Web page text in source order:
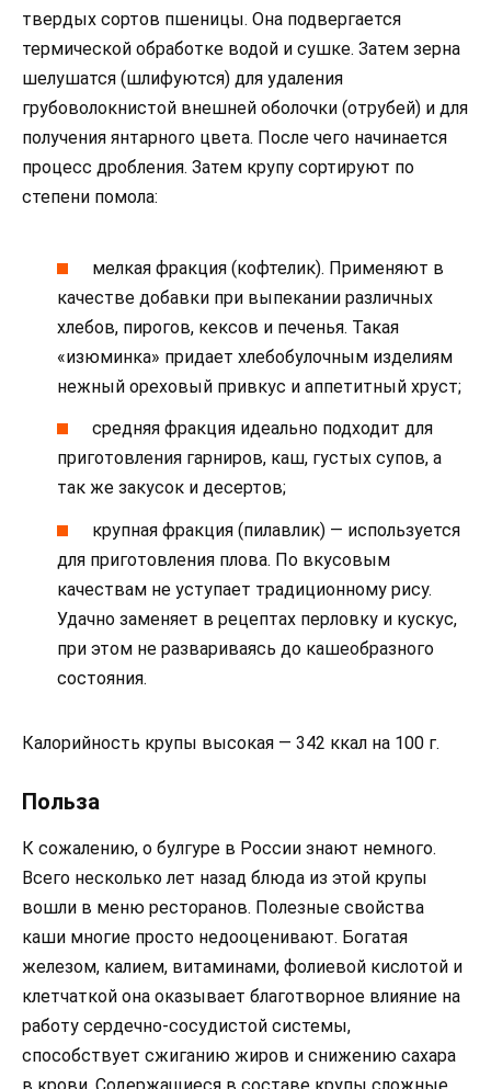
твердых сортов пшеницы. Она подвергается
термической обработке водой и сушке. Затем зерна
шелушатся (шлифуются) для удаления
грубоволокнистой внешней оболочки (отрубей) и для
получения янтарного цвета. После чего начинается
процесс дробления. Затем крупу сортируют по
степени помола:
мелкая фракция (кофтелик). Применяют в
качестве добавки при выпекании различных
хлебов, пирогов, кексов и печенья. Такая
«изюминка» придает хлебобулочным изделиям
нежный ореховый привкус и аппетитный хруст;
средняя фракция идеально подходит для
приготовления гарниров, каш, густых супов, а
так же закусок и десертов;
крупная фракция (пилавлик) — используется
для приготовления плова. По вкусовым
качествам не уступает традиционному рису.
Удачно заменяет в рецептах перловку и кускус,
при этом не развариваясь до кашеобразного
состояния.
Калорийность крупы высокая — 342 ккал на 100 г.
Польза
К сожалению, о булгуре в России знают немного.
Всего несколько лет назад блюда из этой крупы
вошли в меню ресторанов. Полезные свойства
каши многие просто недооценивают. Богатая
железом, калием, витаминами, фолиевой кислотой и
клетчаткой она оказывает благотворное влияние на
работу сердечно-сосудистой системы,
способствует сжиганию жиров и снижению сахара